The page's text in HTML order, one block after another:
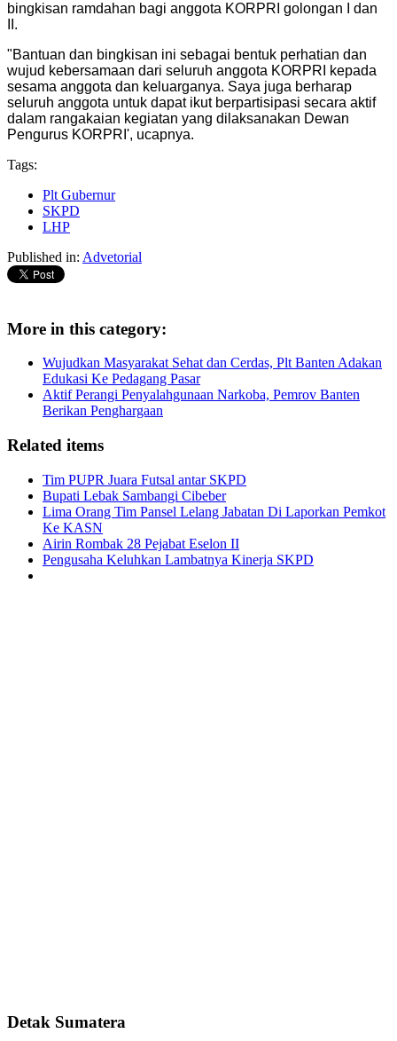
bingkisan ramdahan bagi anggota KORPRI golongan I dan
II.
"Bantuan dan bingkisan ini sebagai bentuk perhatian dan
wujud kebersamaan dari seluruh anggota KORPRI kepada
sesama anggota dan keluarganya. Saya juga berharap
seluruh anggota untuk dapat ikut berpartisipasi secara aktif
dalam rangakaian kegiatan yang dilaksanakan Dewan
Pengurus KORPRI', ucapnya.
Tags:
Plt Gubernur
SKPD
LHP
Published in: Advetorial
More in this category:
Wujudkan Masyarakat Sehat dan Cerdas, Plt Banten Adakan
Edukasi Ke Pedagang Pasar
Aktif Perangi Penyalahgunaan Narkoba, Pemrov Banten
Berikan Penghargaan
Related items
Tim PUPR Juara Futsal antar SKPD
Bupati Lebak Sambangi Cibeber
Lima Orang Tim Pansel Lelang Jabatan Di Laporkan Pemkot
Ke KASN
Airin Rombak 28 Pejabat Eselon II
Pengusaha Keluhkan Lambatnya Kinerja SKPD
Detak Sumatera